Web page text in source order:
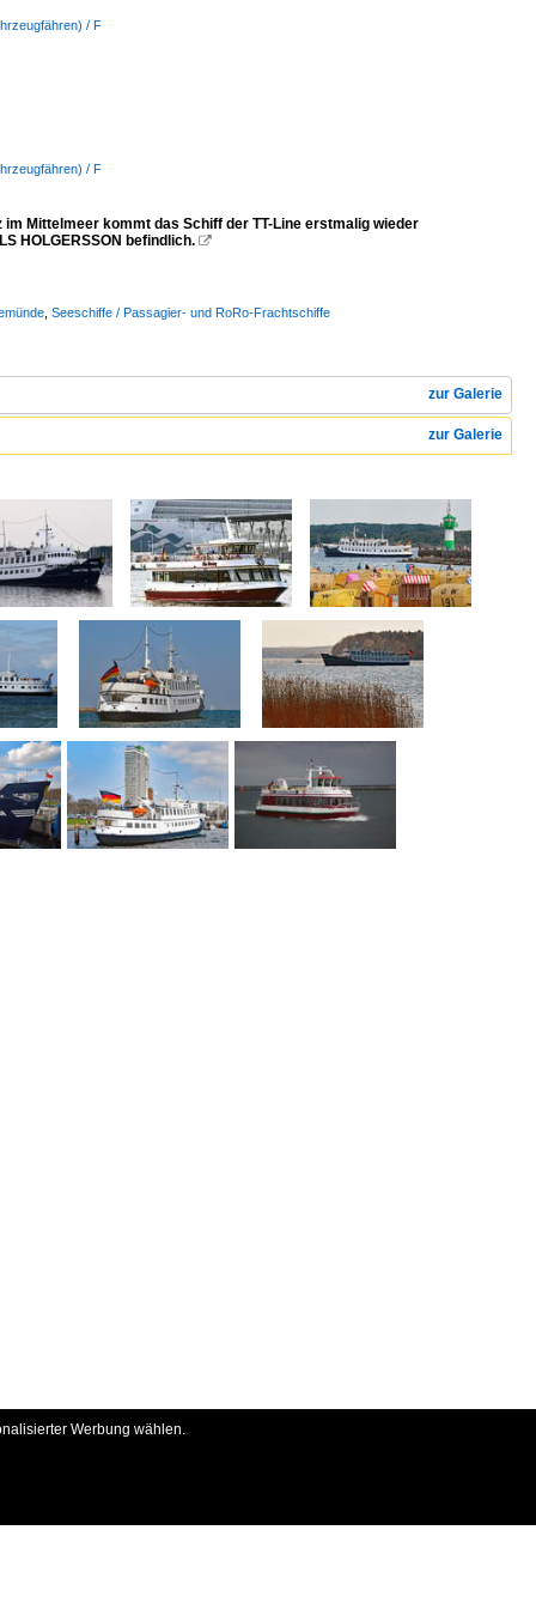
/ F
/ F
Mittelmeer kommt das Schiff der TT-Line erstmalig wieder
HOLGERSSON befindlich. 
Seeschiffe / Passagier- und RoRo-Frachtschiffe
zur Galerie
zur Galerie
Werbung wählen.